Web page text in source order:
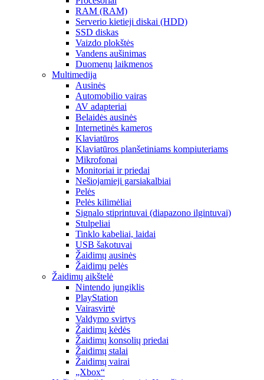
RAM (RAM)
Serverio kietieji diskai (HDD)
SSD diskas
Vaizdo plokštės
Vandens aušinimas
Duomenų laikmenos
Multimedija
Ausinės
Automobilio vairas
AV adapteriai
Belaidės ausinės
Internetinės kameros
Klaviatūros
Klaviatūros planšetiniams kompiuteriams
Mikrofonai
Monitoriai ir priedai
Nešiojamieji garsiakalbiai
Pelės
Pelės kilimėliai
Signalo stiprintuvai (diapazono ilgintuvai)
Stulpeliai
Tinklo kabeliai, laidai
USB šakotuvai
Žaidimų ausinės
Žaidimų pelės
Žaidimų aikštelė
Nintendo jungiklis
PlayStation
Vairasvirtė
Valdymo svirtys
Žaidimų kėdės
Žaidimų konsolių priedai
Žaidimų stalai
Žaidimų vairai
„Xbox“